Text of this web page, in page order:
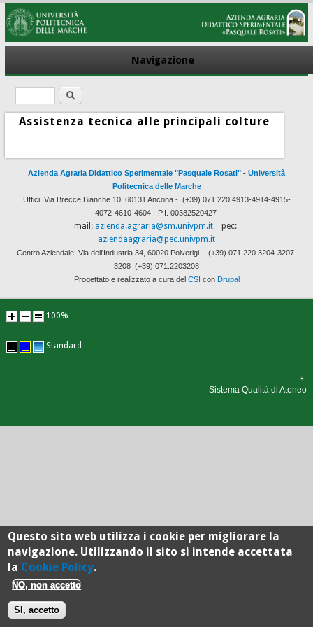
Navigazione
Form di ricerca
Cerca
Assistenza tecnica alle principali colture
Azienda Agraria Didattico Sperimentale "Pasquale Rosati" - Università
Politecnica delle Marche
Uffici: Via Brecce Bianche 10, 60131 Ancona - (+39) 071.220.4913-4914-4915-
4072-4610-4604 - P.I. 00382520427
mail: azienda.agraria@sm.univpm.it pec:
aziendaagraria@pec.univpm.it
Centro Aziendale: Via dell'Industria 34, 60020 Polverigi - (+39) 071.220.3204-3207-
3208 (+39) 071.2203208
Progettato e realizzato a cura del CSI con Drupal
100%
Standard
Sistema Qualità di Ateneo
Questo sito web utilizza i cookie per migliorare la
navigazione. Utilizzando il sito si intende accettata
la Cookie Policy.
NO, non accetto
SI, accetto